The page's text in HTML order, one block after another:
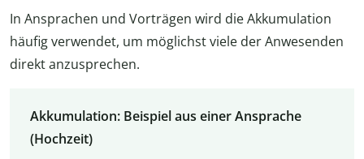
In Ansprachen und Vorträgen wird die Akkumulation
häufig verwendet, um möglichst viele der Anwesenden
direkt anzusprechen.
Akkumulation: Beispiel aus einer Ansprache
(Hochzeit)